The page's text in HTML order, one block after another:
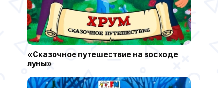
«Сказочное путешествие на восходе
луны»